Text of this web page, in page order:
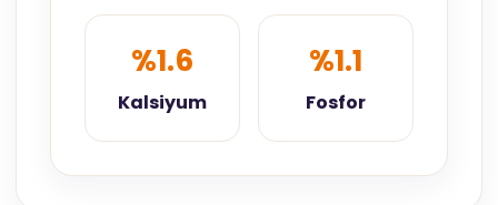
%1.6
Kalsiyum
%1.1
Fosfor